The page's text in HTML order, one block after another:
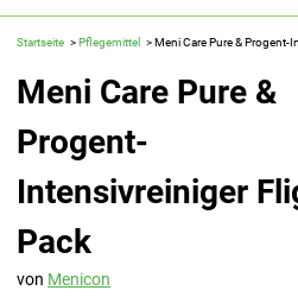
Startseite Pflegemittel Meni Care Pure & Progent-
Meni Care Pure &
Progent-
Intensivreiniger
Pack
von Menicon